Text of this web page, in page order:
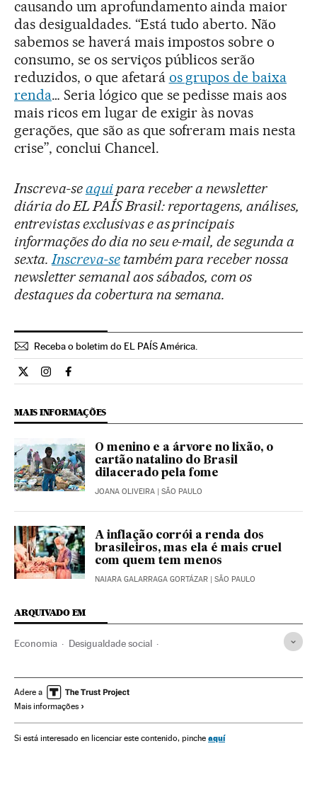
causando um aprofundamento ainda maior
das desigualdades. “Está tudo aberto. Não
sabemos se haverá mais impostos sobre o
consumo, se os serviços públicos serão
reduzidos, o que afetará os grupos de baixa
renda… Seria lógico que se pedisse mais aos
mais ricos em lugar de exigir às novas
gerações, que são as que sofreram mais nesta
crise”, conclui Chancel.
Inscreva-seaquipara receber a newsletter
diária do EL PAÍS Brasil: reportagens, análises,
entrevistas exclusivas e as principais
informações do dia no seu e-mail, de segunda a
sexta.Inscreva-setambém para receber nossa
newsletter semanal aos sábados, com os
destaques da cobertura na semana.
Receba o boletim do EL PAÍS América.
Economia El País Brasil en Twitter
Economia El País Brasil en Instagram
Economia El País Brasil en Facebook
MAIS INFORMAÇÕES
O menino e a árvore no lixão, o
cartão natalino do Brasil
dilacerado pela fome
JOANA OLIVEIRA | SÃO PAULO
A inflação corrói a renda dos
brasileiros, mas ela é mais cruel
com quem tem menos
NAIARA GALARRAGA GORTÁZAR | SÃO PAULO
ARQUIVADO EM
Economia Desigualdade social
África América Europa
Política econômica
Adere a
Mais informações
Si está interesado en licenciar este contenido, pinche aquí